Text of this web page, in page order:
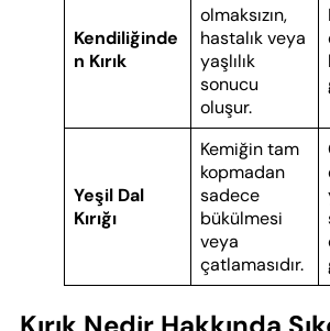
Kendiliğinde
n Kırık
olmaksızın,
hastalık veya
yaşlılık
sonucu
oluşur.
Yeşil Dal
Kırığı
Kemiğin tam
kopmadan
sadece
bükülmesi
veya
çatlamasıdır.